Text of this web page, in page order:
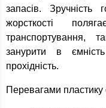
запасів. Зручність
жорсткості
транспортування,
занурити в
прохідність.
Перевагами пластику